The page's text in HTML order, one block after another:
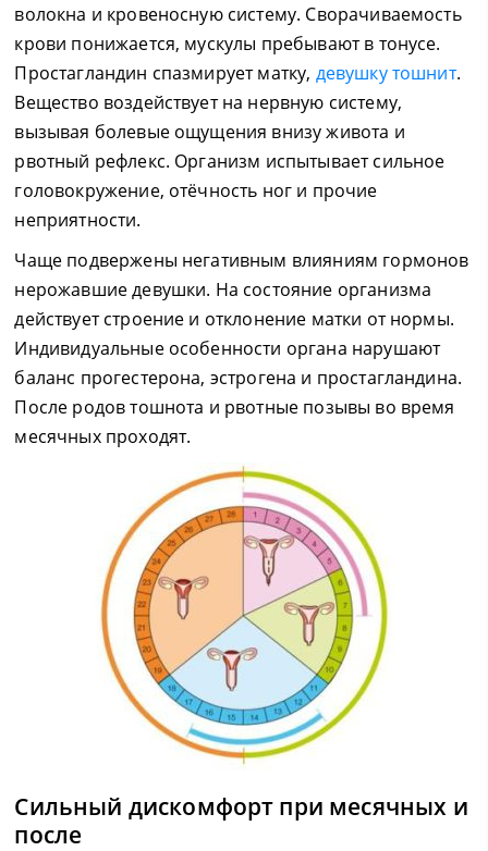
волокна и кровеносную систему. Сворачиваемость
крови понижается, мускулы пребывают в тонусе.
Простагландин спазмирует матку, девушку тошнит.
Вещество воздействует на нервную систему,
вызывая болевые ощущения внизу живота и
рвотный рефлекс. Организм испытывает сильное
головокружение, отёчность ног и прочие
неприятности.
Чаще подвержены негативным влияниям гормонов
нерожавшие девушки. На состояние организма
действует строение и отклонение матки от нормы.
Индивидуальные особенности органа нарушают
баланс прогестерона, эстрогена и простагландина.
После родов тошнота и рвотные позывы во время
месячных проходят.
Сильный дискомфорт при месячных и
после